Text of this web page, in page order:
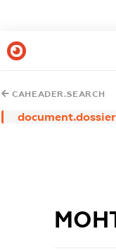
CAHEADER.SEARCH
document.dossier